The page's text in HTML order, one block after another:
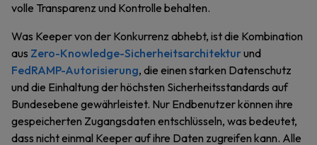
volle Transparenz und Kontrolle behalten.
Was Keeper von der Konkurrenz abhebt, ist die Kombination
aus Zero-Knowledge-Sicherheitsarchitekturund
FedRAMP-Autorisierung, die einen starken Datenschutz
und die Einhaltung der höchsten Sicherheitsstandards auf
Bundesebene gewährleistet. Nur Endbenutzer können ihre
gespeicherten Zugangsdaten entschlüsseln, was bedeutet,
dass nicht einmal Keeper auf ihre Daten zugreifen kann. Alle